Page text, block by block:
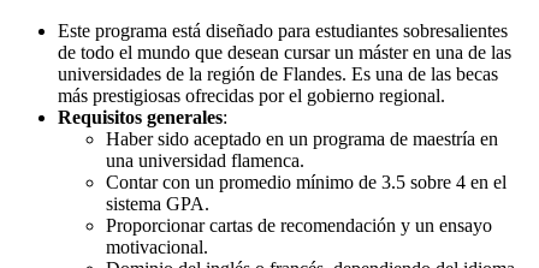
Este programa está diseñado para estudiantes sobresalientes
de todo el mundo que desean cursar un máster en una de las
universidades de la región de Flandes. Es una de las becas
más prestigiosas ofrecidas por el gobierno regional.
Requisitos generales:
Haber sido aceptado en un programa de maestría en
una universidad flamenca.
Contar con un promedio mínimo de 3.5 sobre 4 en el
sistema GPA.
Proporcionar cartas de recomendación y un ensayo
motivacional.